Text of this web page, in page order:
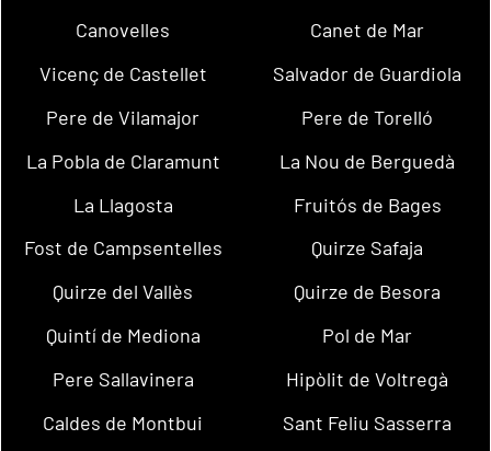
Canovelles
Canet de Mar
Vicenç de Castellet
Salvador de Guardiola
Pere de Vilamajor
Pere de Torelló
La Pobla de Claramunt
La Nou de Berguedà
La Llagosta
Fruitós de Bages
Fost de Campsentelles
Quirze Safaja
Quirze del Vallès
Quirze de Besora
Quintí de Mediona
Pol de Mar
Pere Sallavinera
Hipòlit de Voltregà
Caldes de Montbui
Sant Feliu Sasserra